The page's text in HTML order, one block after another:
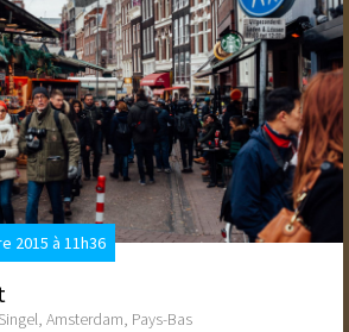
2015 à 11h36
Amsterdam, Pays-Bas